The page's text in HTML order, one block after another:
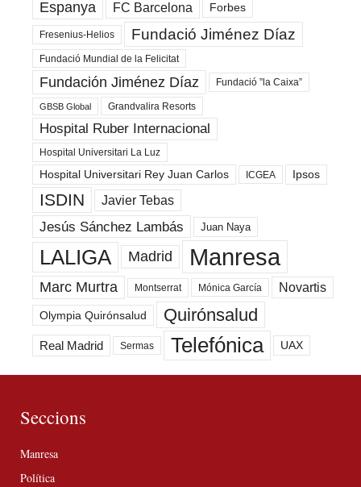
Espanya FC Barcelona Forbes
Fresenius-Helios Fundació Jiménez Díaz
Fundació Mundial de la Felicitat
Fundación Jiménez Díaz Fundació ”la Caixa”
GBSB Global Grandvalira Resorts
Hospital Ruber Internacional
Hospital Universitari La Luz
Hospital Universitari Rey Juan Carlos ICGEA Ipsos
ISDIN Javier Tebas
Jesús Sánchez Lambás Juan Naya
LALIGA Madrid Manresa
Marc Murtra Montserrat Mónica García Novartis
Olympia Quirónsalud Quirónsalud
Real Madrid Sermas Telefónica UAX
Seccions
Manresa
Política